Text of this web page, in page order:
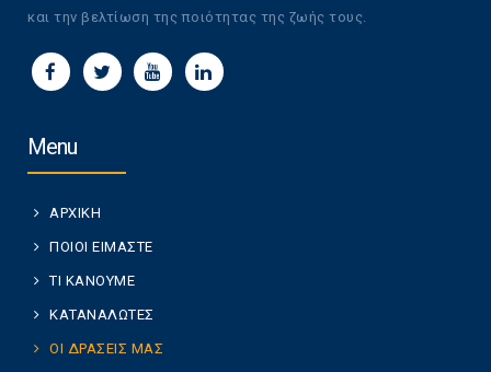
και την βελτίωση της ποιότητας της ζωής τους.
Menu
ΑΡΧΙΚΗ
ΠΟΙΟΙ ΕΙΜΑΣΤΕ
ΤΙ ΚΑΝΟΥΜΕ
ΚΑΤΑΝΑΛΩΤΕΣ
ΟΙ ΔΡΑΣΕΙΣ ΜΑΣ